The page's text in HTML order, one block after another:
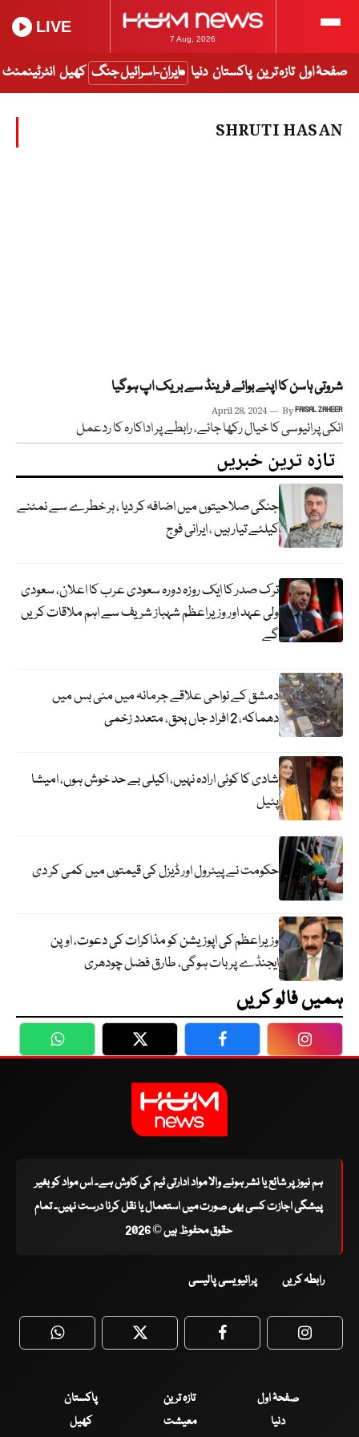
7 Aug, 2026
LIVE
صفحۂ اول تازہ ترین پاکستان دنیا ایران-اسرائیل جنگ کھیل انٹرٹینمنٹ
SHRUTI HASAN
شروتی ہاسن کا اپنے بوائے فرینڈ سے بریک اپ ہوگیا
April 28, 2024 ByFAISAL ZAHEER
انکی پرائیوسی کا خیال رکھا جائے، رابطے پر اداکارہ کا ردعمل
تازہ ترین خبریں
جنگی صلاحیتوں میں اضافہ کر دیا ، ہر خطرے سے نمٹنے
کیلئے تیار ہیں ، ایرانی فوج
ترک صدر کا ایک روزہ دورہ سعودی عرب کا اعلان، سعودی
ولی عہد اور وزیراعظم شہباز شریف سے اہم ملاقات کریں
گے
دمشق کے نواحی علاقے جرمانہ میں منی بس میں
دھماکہ، 2 افراد جاں بحق، متعدد زخمی
شادی کا کوئی ارادہ نہیں، اکیلی بے حد خوش ہوں، امیشا
پٹیل
حکومت نے پیٹرول اور ڈیزل کی قیمتوں میں کمی کر دی
وزیراعظم کی اپوزیشن کو مذاکرات کی دعوت، اوپن
ایجنڈے پر بات ہوگی، طارق فضل چودھری
ہمیں فالو کریں
WhatsApp Twitter Facebook
ہم نیوز پر شائع یا نشر ہونے والا مواد ادارتی ٹیم کی کاوش ہے۔ اس مواد کو بغیر
پیشگی اجازت کسی بھی صورت میں استعمال یا نقل کرنا درست نہیں۔ تمام
حقوق محفوظ ہیں © 2026
رابطہ کریں پرائیویسی پالیسی
WhatsApp Twitter Facebook
صفحۂ اول تازہ ترین
پاکستان
دنیا
معیشت
کھیل